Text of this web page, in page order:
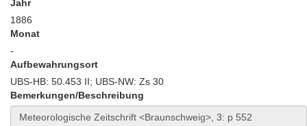
Jahr
1886
Monat
-
Aufbewahrungsort
UBS-HB: 50.453 II; UBS-NW: Zs 30
Bemerkungen/Beschreibung